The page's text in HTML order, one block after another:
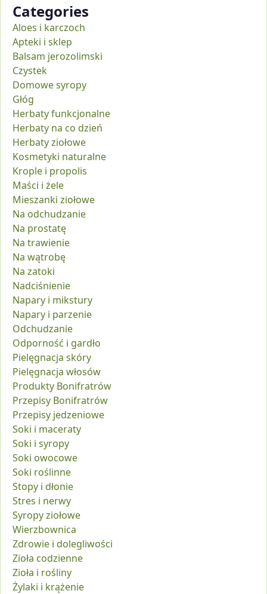
Categories
Aloes i karczoch
Apteki i sklep
Balsam jerozolimski
Czystek
Domowe syropy
Głóg
Herbaty funkcjonalne
Herbaty na co dzień
Herbaty ziołowe
Kosmetyki naturalne
Krople i propolis
Maści i żele
Mieszanki ziołowe
Na odchudzanie
Na prostatę
Na trawienie
Na wątrobę
Na zatoki
Nadciśnienie
Napary i mikstury
Napary i parzenie
Odchudzanie
Odporność i gardło
Pielęgnacja skóry
Pielęgnacja włosów
Produkty Bonifratrów
Przepisy Bonifratrów
Przepisy jedzeniowe
Soki i maceraty
Soki i syropy
Soki owocowe
Soki roślinne
Stopy i dłonie
Stres i nerwy
Syropy ziołowe
Wierzbownica
Zdrowie i dolegliwości
Zioła codzienne
Zioła i rośliny
Żylaki i krążenie